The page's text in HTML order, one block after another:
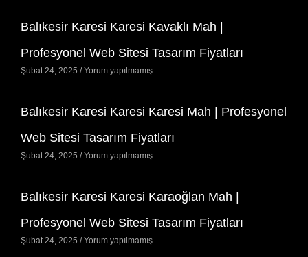
Balıkesir Karesi Karesi Kavaklı Mah |
Profesyonel Web Sitesi Tasarım Fiyatları
Şubat 24, 2025 Yorum yapılmamış
Balıkesir Karesi Karesi Karesi Mah | Profesyonel
Web Sitesi Tasarım Fiyatları
Şubat 24, 2025 Yorum yapılmamış
Balıkesir Karesi Karesi Karaoğlan Mah |
Profesyonel Web Sitesi Tasarım Fiyatları
Şubat 24, 2025 Yorum yapılmamış